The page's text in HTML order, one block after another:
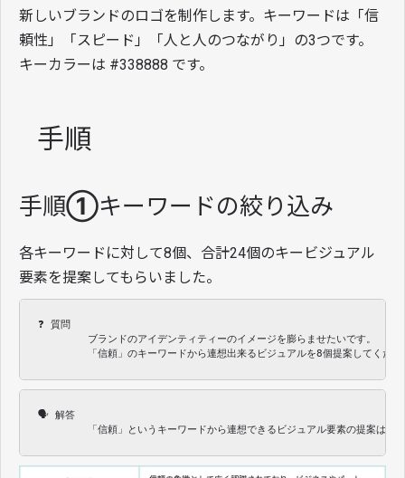
新しいブランドのロゴを制作します。キーワードは「信
頼性」「スピード」「人と人のつながり」の3つです。
キーカラーは #338888 です。
手順
手順①キーワードの絞り込み
各キーワードに対して8個、合計24個のキービジュアル
要素を提案してもらいました。
❓ 質問
ブランドのアイデンティティーのイメージを膨らませたいです。
「信頼」のキーワードから連想出来るビジュアルを8個提案してくださ
🗣 解答
「信頼」というキーワードから連想できるビジュアル要素の提案は以下